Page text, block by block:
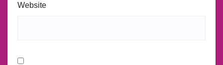
Website